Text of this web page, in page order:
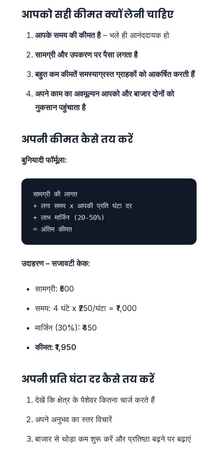
आपको सही कीमत क्यों लेनी चाहिए
आपके समय की कीमत है– भले ही आनंददायक हो
सामग्री और उपकरण पर पैसा लगता है
बहुत कम कीमतें समस्याग्रस्त ग्राहकों को आकर्षित करती हैं
अपने काम का अवमूल्यन आपको और बाजार दोनों को
नुकसान पहुंचाता है
अपनी कीमत कैसे तय करें
बुनियादी फॉर्मूला:
सामग्री की लागत
+ लगा समय x आपकी प्रति घंटा दर
+ लाभ मार्जिन (20-50%)
उदाहरण – सजावटी केक:
सामग्री: ₹500
समय: 4 घंटे x ₹250/घंटा = ₹1,000
मार्जिन (30%): ₹450
कीमत: ₹1,950
अपनी प्रति घंटा दर कैसे तय करें
देखें कि क्षेत्र के पेशेवर कितना चार्ज करते हैं
अपने अनुभव का स्तर विचारें
बाजार से थोड़ा कम शुरू करें और प्रतिष्ठा बढ़ने पर बढ़ाएं